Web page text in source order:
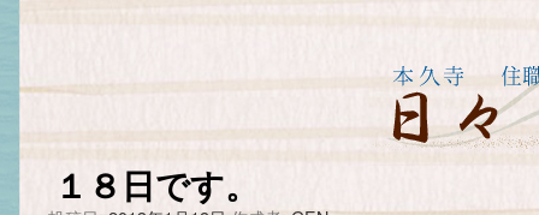
１８日です。